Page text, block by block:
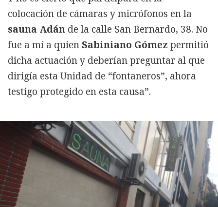
colocación de cámaras y micrófonos en la
sauna Adán de la calle San Bernardo, 38. No
fue a mí a quienSabiniano Gómez permitió
dicha actuación y deberían preguntar al que
dirigía esta Unidad de “fontaneros”, ahora
testigo protegido en esta causa”.